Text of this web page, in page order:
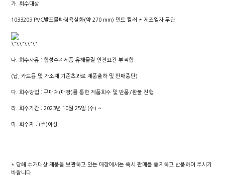
가 .회수대상
1033209 PVC발포물빠짐욕실화(약 270 mm) 민트 컬러 *제조일자 무관
나 .회수사유 : 합성수지제품 유해물질 안전요건 부적합
(납 ,카드뮴 및 가소제 기준초과로 제품출하 및 판매중단)
다 .회수방법 :구매처 (매장)를 통한 제품회수 및 반품/환불 진행
라 .회수기간 : 2023년 10월 25일 (수) ~
마 .회수자 : (주)아성
* 당해 수거대상 제품을 보관하고 있는 매장에서는 즉시 판매를 중지하고 반품하여 주시기
바랍니다